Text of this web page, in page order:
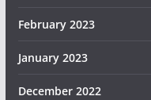
February 2023
January 2023
December 2022